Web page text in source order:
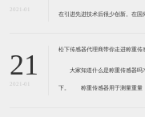
2021-01
在引进先进技术后很少创新。在
21
2021-01
松下传感器代理商带你走进称重传
大家知道什么是称重传感器吗?
下。 称重传感器用于测量重量，